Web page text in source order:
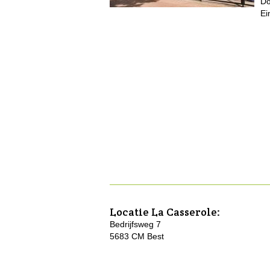
Locatie La Casserole:
Bedrijfsweg 7
5683 CM Best